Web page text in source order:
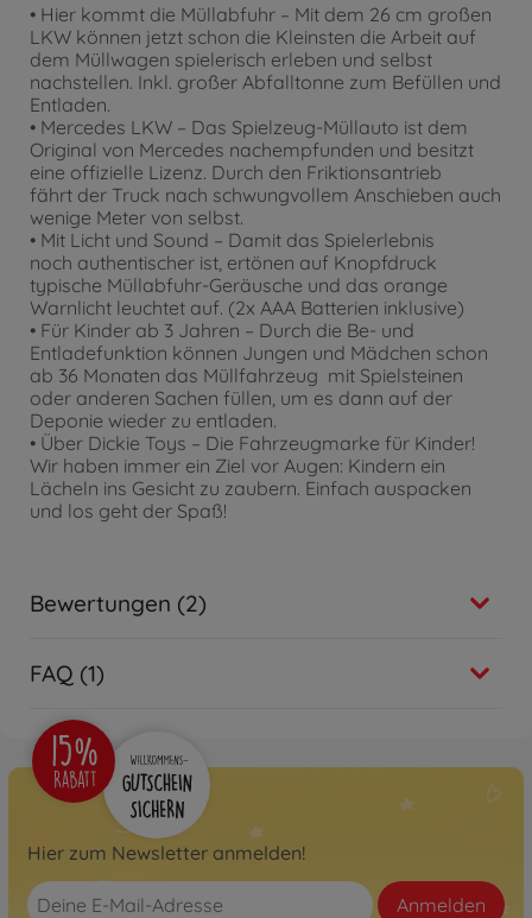
• Hier kommt die Müllabfuhr – Mit dem 26 cm großen
LKW können jetzt schon die Kleinsten die Arbeit auf
dem Müllwagen spielerisch erleben und selbst
nachstellen. Inkl. großer Abfalltonne zum Befüllen und
Entladen.
• Mercedes LKW – Das Spielzeug-Müllauto ist dem
Original von Mercedes nachempfunden und besitzt
eine offizielle Lizenz. Durch den Friktionsantrieb
fährt der Truck nach schwungvollem Anschieben auch
wenige Meter von selbst.
• Mit Licht und Sound – Damit das Spielerlebnis
noch authentischer ist, ertönen auf Knopfdruck
typische Müllabfuhr-Geräusche und das orange
Warnlicht leuchtet auf. (2x AAA Batterien inklusive)
• Für Kinder ab 3 Jahren – Durch die Be- und
Entladefunktion können Jungen und Mädchen schon
ab 36 Monaten das Müllfahrzeug mit Spielsteinen
oder anderen Sachen füllen, um es dann auf der
Deponie wieder zu entladen.
• Über Dickie Toys – Die Fahrzeugmarke für Kinder!
Wir haben immer ein Ziel vor Augen: Kindern ein
Lächeln ins Gesicht zu zaubern. Einfach auspacken
und los geht der Spaß!
Bewertungen (2)
FAQ (1)
Hier zum Newsletter anmelden!
Anmelden